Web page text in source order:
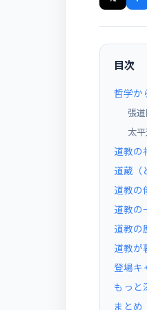
目次
哲学か
張
太
道教の
道蔵（
道教の
道教の
道教の
道教が
登場キ
もっと
まとめ